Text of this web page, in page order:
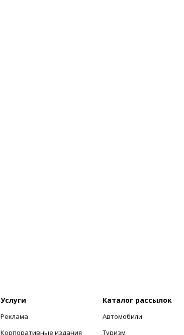
Услуги
Реклама
Корпоративные издания
Каталог рассылок
Автомобили
Туризм